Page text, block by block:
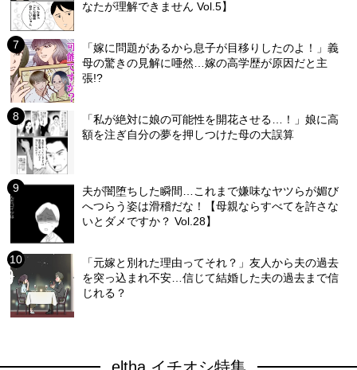
なたが理解できません Vol.5】
「嫁に問題があるから息子が目移りしたのよ！」義
母の驚きの見解に唖然…嫁の高学歴が原因だと主
張!?
「私が絶対に娘の可能性を開花させる…！」娘に高
額を注ぎ自分の夢を押しつけた母の大誤算
夫が闇堕ちした瞬間…これまで嫌味なヤツらが媚び
へつらう姿は滑稽だな！【母親ならすべてを許さな
いとダメですか？ Vol.28】
「元嫁と別れた理由ってそれ？」友人から夫の過去
を突っ込まれ不安…信じて結婚した夫の過去まで信
じれる？